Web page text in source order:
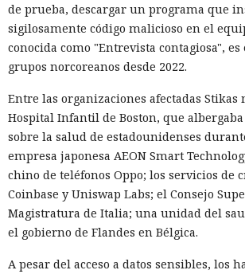
11:24 / 09.08.2026
Delincuentes descubren una forma
informáticos.
de prueba, descargar un programa que
sigilosamente código malicioso en el
conocida como "Entrevista contagiosa",
grupos norcoreanos desde 2022.
Entre las organizaciones afectadas Stikas
Hospital Infantil de Boston, que albergaba
sobre la salud de estadounidenses
empresa japonesa AEON Smart
chino de teléfonos Oppo; los servicios de
Coinbase y Uniswap Labs; el Consejo
Magistratura de Italia; una unidad del
el gobierno de Flandes en Bélgica.
A pesar del acceso a datos sensibles, los